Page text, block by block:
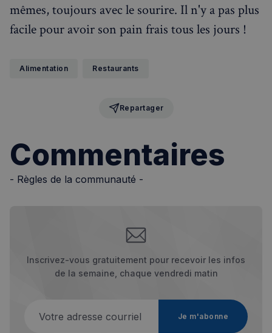
mêmes, toujours avec le sourire. Il n'y a pas plus
facile pour avoir son pain frais tous les jours !
Alimentation Restaurants
Repartager
Commentaires
- Règles de la communauté -
Inscrivez-vous gratuitement pour recevoir les infos
de la semaine, chaque vendredi matin
Je m'abonne